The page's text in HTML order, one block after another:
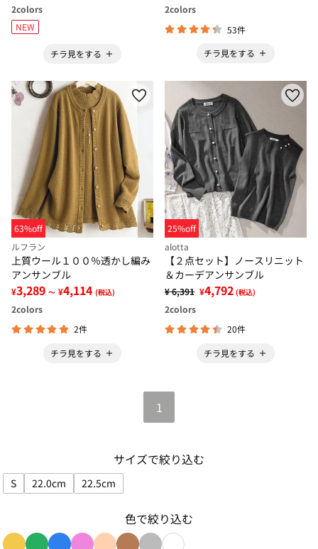
2colors
NEW
チラ見をする
2colors
53件
チラ見をする
63%off
ルフラン
上質ウール１００％透かし編み
アンサンブル
¥3,289 ～ ¥4,114 (税込)
2colors
2件
チラ見をする
25%off
alotta
【２点セット】ノースリニット
＆カーデアンサンブル
¥ 6,391 ¥4,792 (税込)
2colors
20件
チラ見をする
1
サイズで絞り込む
S
サイズで絞り込み: S
22.0cm
サイズで絞り込み: 22.0cm
22.5cm
サイズで絞り込み: 22.5cm
色で絞り込む